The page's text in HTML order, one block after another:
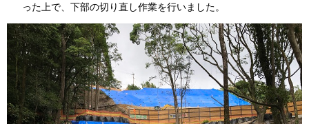
った上で、下部の切り直し作業を行いました。